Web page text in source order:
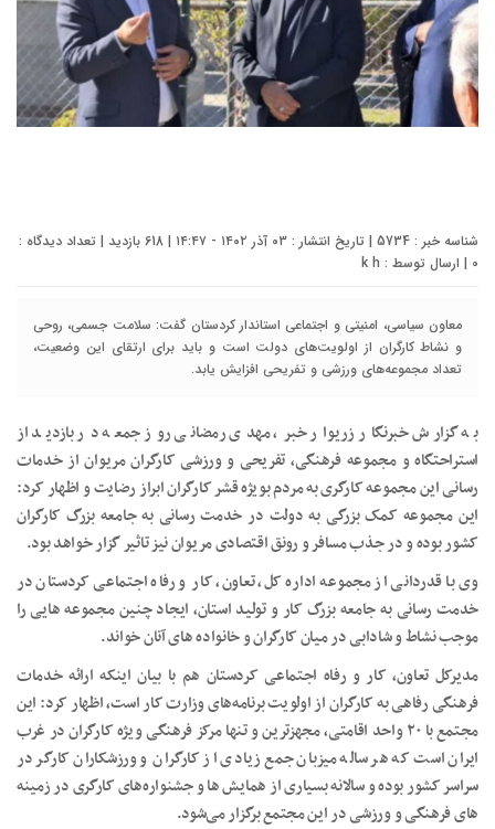
شناسه خبر : 5734 | تاریخ انتشار : ۰۳ آذر ۱۴۰۲ - ۱۴:۴۷ | 618 بازدید | تعداد دیدگاه :
0 | ارسال توسط : k h
معاون سیاسی، امنیتی و اجتماعی استاندار کردستان گفت: سلامت جسمی، روحی
و نشاط کارگران از اولویت‌های دولت است و باید برای ارتقای این وضعیت،
تعداد مجموعه‌های ورزشی و تفریحی افزایش یابد.
به گزارش خبرنگار زریوار خبر، مهدی رمضانی روز جمعه در بازدید از
استراحتگاه و مجموعه فرهنگی، تفریحی و ورزشی کارگران مریوان از خدمات
رسانی این مجموعه کارگری به مردم بویژه قشر کارگران ابراز رضایت و اظهار کرد:
این مجموعه کمک بزرگی به دولت در خدمت رسانی به جامعه بزرگ کارگران
کشور بوده و در جذب مسافر و رونق اقتصادی مریوان نیز تاثیر گزار خواهد بود.
وی با قدردانی از مجموعه اداره کل، تعاون، کار و رفاه اجتماعی کردستان در
خدمت رسانی به جامعه بزرگ کار و تولید استان، ایجاد چنین مجموعه هایی را
موجب نشاط و شادابی در میان کارگران و خانواده های آنان خواند.
مدیرکل تعاون، کار و رفاه اجتماعی کردستان هم با بیان اینکه ارائه خدمات
فرهنگی رفاهی به کارگران از اولویت‌ برنامه‌های وزارت کار است، اظهار کرد: این
مجتمع با ۲۰ واحد اقامتی، مجهزترین و تنها مرکز فرهنگی ویژه کارگران در غرب
ایران است که هر ساله میزبان جمع زیادی از کارگران و ورزشکاران کارگر در
سراسر کشور بوده و سالانه بسیاری از همایش ها و جشنواره‌های کارگری در زمینه
های فرهنگی و ورزشی در این مجتمع برگزار می‌شود.